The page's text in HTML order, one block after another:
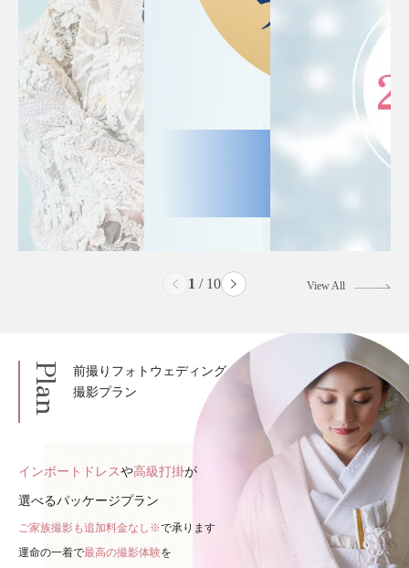
2 / 10 View All
Plan
前撮りフォトウェディング
撮影プラン
インポートドレスや高級打掛が
選べるパッケージプラン
ご家族撮影も追加料金なし※で承ります
運命の一着で最高の撮影体験を